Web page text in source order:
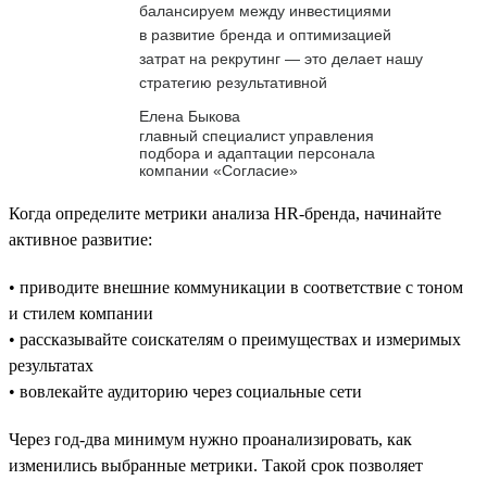
балансируем между инвестициями
в развитие бренда и оптимизацией
затрат на рекрутинг — это делает нашу
стратегию результативной
Елена Быкова
главный специалист управления
подбора и адаптации персонала
компании «Согласие»
Когда определите метрики анализа HR-бренда, начинайте
активное развитие:
• приводите внешние коммуникации в соответствие с тоном
и стилем компании
• рассказывайте соискателям о преимуществах и измеримых
результатах
• вовлекайте аудиторию через социальные сети
Через год-два минимум нужно проанализировать, как
изменились выбранные метрики. Такой срок позволяет